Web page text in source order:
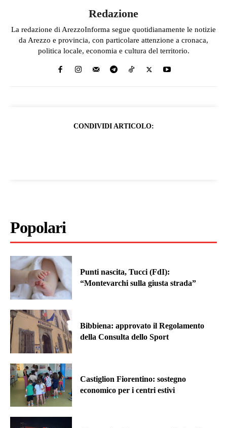
Redazione
La redazione di ArezzoInforma segue quotidianamente le notizie
da Arezzo e provincia, con particolare attenzione a cronaca,
politica locale, economia e cultura del territorio.
CONDIVIDI ARTICOLO:
Popolari
Punti nascita, Tucci (FdI):
“Montevarchi sulla giusta strada”
Bibbiena: approvato il Regolamento
della Consulta dello Sport
Castiglion Fiorentino: sostegno
economico per i centri estivi